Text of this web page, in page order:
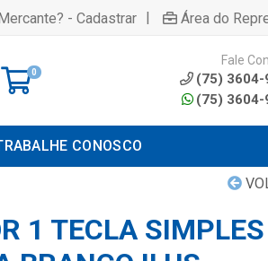
- Cadastrar | Área do
0
Fale
(75) 3604-
(75) 3604-
CONOSCO
1 TECLA SIMPLES